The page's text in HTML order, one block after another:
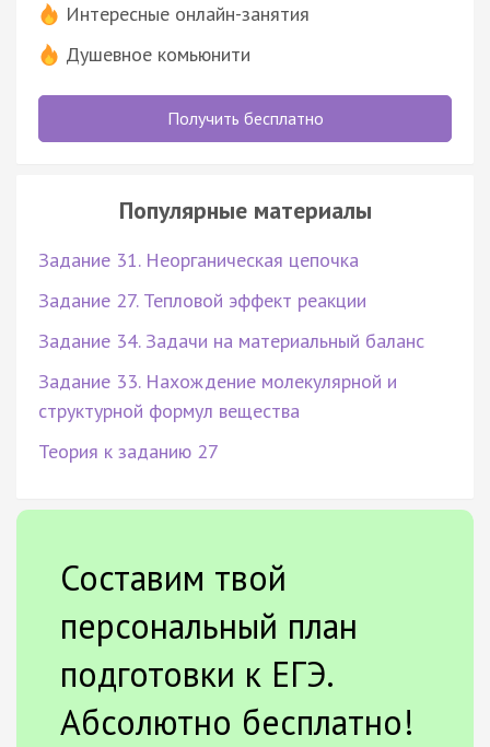
Интересные онлайн-занятия
Душевное комьюнити
Получить бесплатно
Популярные материалы
Задание 31. Неорганическая цепочка
Задание 27. Тепловой эффект реакции
Задание 34. Задачи на материальный баланс
Задание 33. Нахождение молекулярной и
структурной формул вещества
Теория к заданию 27
Составим твой
персональный план
подготовки к ЕГЭ.
Абсолютно бесплатно!